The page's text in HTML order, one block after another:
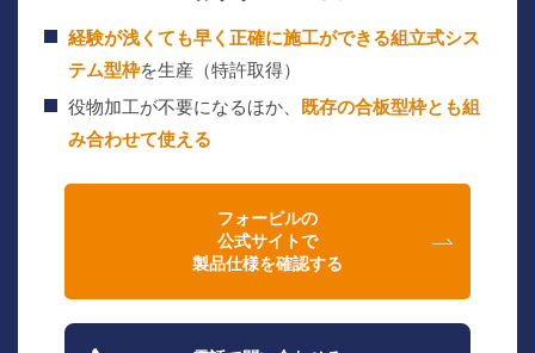
経験が浅くても早く正確に施工ができる組立式シス
テム型枠を生産（特許取得）
役物加工が不要になるほか、
既存の合板型枠とも組
み合わせて使える
フォービルの
公式サイトで
製品仕様を確認する